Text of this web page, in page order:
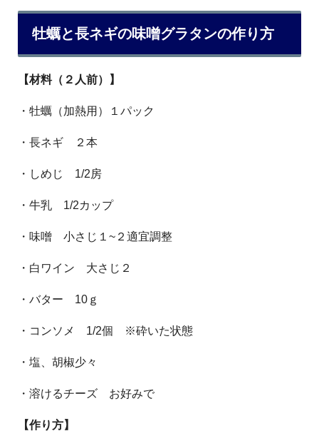
牡蠣と長ネギの味噌グラタンの作り方
【材料（２人前）】
・牡蠣（加熱用）１パック
・長ネギ ２本
・しめじ 1/2房
・牛乳 1/2カップ
・味噌 小さじ１~２適宜調整
・白ワイン 大さじ２
・バター 10ｇ
・コンソメ 1/2個 ※砕いた状態
・塩、胡椒少々
・溶けるチーズ お好みで
【作り方】